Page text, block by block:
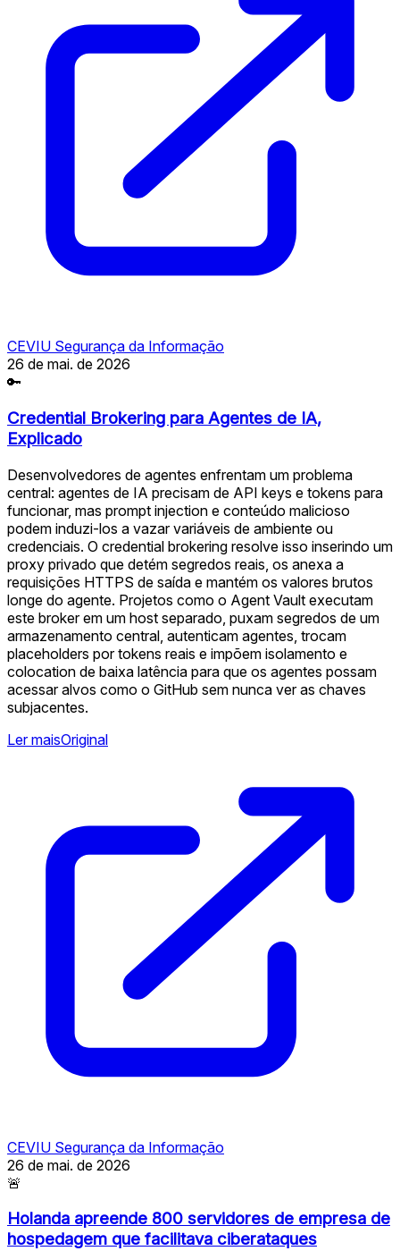
CEVIU Segurança da Informação
26 de mai. de 2026
🔑
Credential Brokering para Agentes de IA,
Explicado
Desenvolvedores de agentes enfrentam um problema
central: agentes de IA precisam de API keys e tokens para
funcionar, mas prompt injection e conteúdo malicioso
podem induzi-los a vazar variáveis de ambiente ou
credenciais. O credential brokering resolve isso inserindo um
proxy privado que detém segredos reais, os anexa a
requisições HTTPS de saída e mantém os valores brutos
longe do agente. Projetos como o Agent Vault executam
este broker em um host separado, puxam segredos de um
armazenamento central, autenticam agentes, trocam
placeholders por tokens reais e impõem isolamento e
colocation de baixa latência para que os agentes possam
acessar alvos como o GitHub sem nunca ver as chaves
subjacentes.
Ler maisOriginal
CEVIU Segurança da Informação
26 de mai. de 2026
🚨
Holanda apreende 800 servidores de empresa de
hospedagem que facilitava ciberataques